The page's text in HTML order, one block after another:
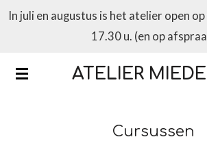
Ga
de
ATELIER
In juli en augustus is het atelier open
17.30 u. (en op
Cursussen